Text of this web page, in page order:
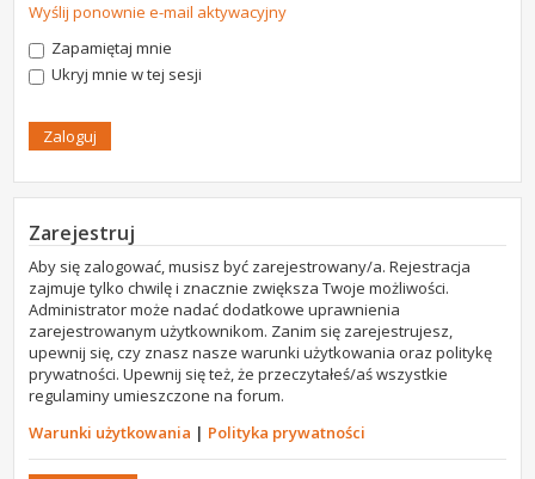
Wyślij ponownie e-mail aktywacyjny
Zapamiętaj mnie
Ukryj mnie w tej sesji
Zarejestruj
Aby się zalogować, musisz być zarejestrowany/a. Rejestracja
zajmuje tylko chwilę i znacznie zwiększa Twoje możliwości.
Administrator może nadać dodatkowe uprawnienia
zarejestrowanym użytkownikom. Zanim się zarejestrujesz,
upewnij się, czy znasz nasze warunki użytkowania oraz politykę
prywatności. Upewnij się też, że przeczytałeś/aś wszystkie
regulaminy umieszczone na forum.
Warunki użytkowania | Polityka prywatności